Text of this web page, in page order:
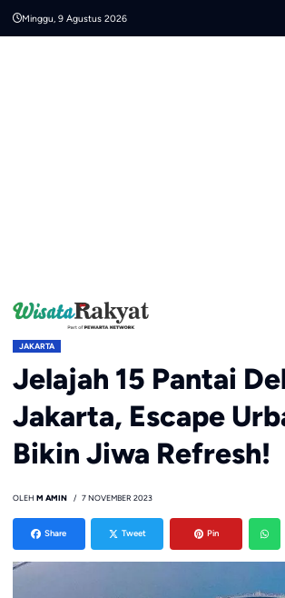
Minggu, 9 Agustus 2026
JAKARTA
Jelajah 15 Pantai
Jakarta, Escape
Bikin Jiwa Refresh!
OLEH M AMIN 7 NOVEMBER 2023
Share Tweet Pin